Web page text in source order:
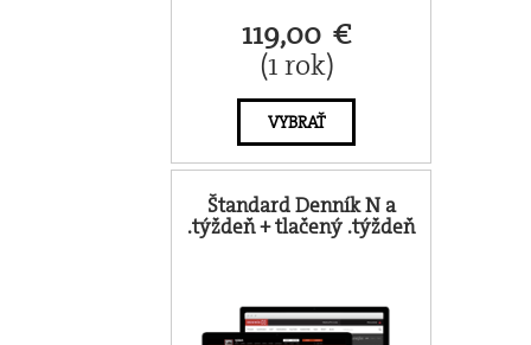
119,00 €
(1 rok)
VYBRAŤ
Štandard Denník N a
.týždeň + tlačený .týždeň